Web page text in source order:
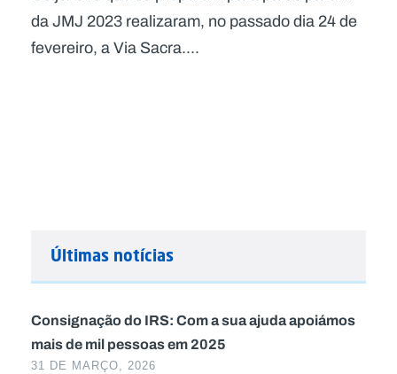
da JMJ 2023 realizaram, no passado dia 24 de
fevereiro, a Via Sacra....
Últimas notícias
Consignação do IRS: Com a sua ajuda apoiámos
mais de mil pessoas em 2025
31 DE MARÇO, 2026